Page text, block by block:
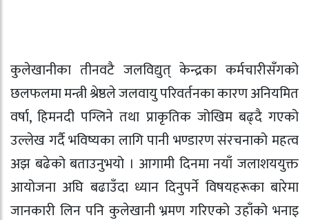
कुलेखानीका तीनवटै जलविद्युत् केन्द्रका कर्मचारीसँगको
छलफलमा मन्त्री श्रेष्ठले जलवायु परिवर्तनका कारण अनियमित
वर्षा, हिमनदी पग्लिने तथा प्राकृतिक जोखिम बढ्दै गएको
उल्लेख गर्दै भविष्यका लागि पानी भण्डारण संरचनाको महत्व
अझ बढेको बताउनुभयो । आगामी दिनमा नयाँ जलाशययुक्त
आयोजना अघि बढाउँदा ध्यान दिनुपर्ने विषयहरूका बारेमा
जानकारी लिन पनि कुलेखानी भ्रमण गरिएको उहाँको भनाइ